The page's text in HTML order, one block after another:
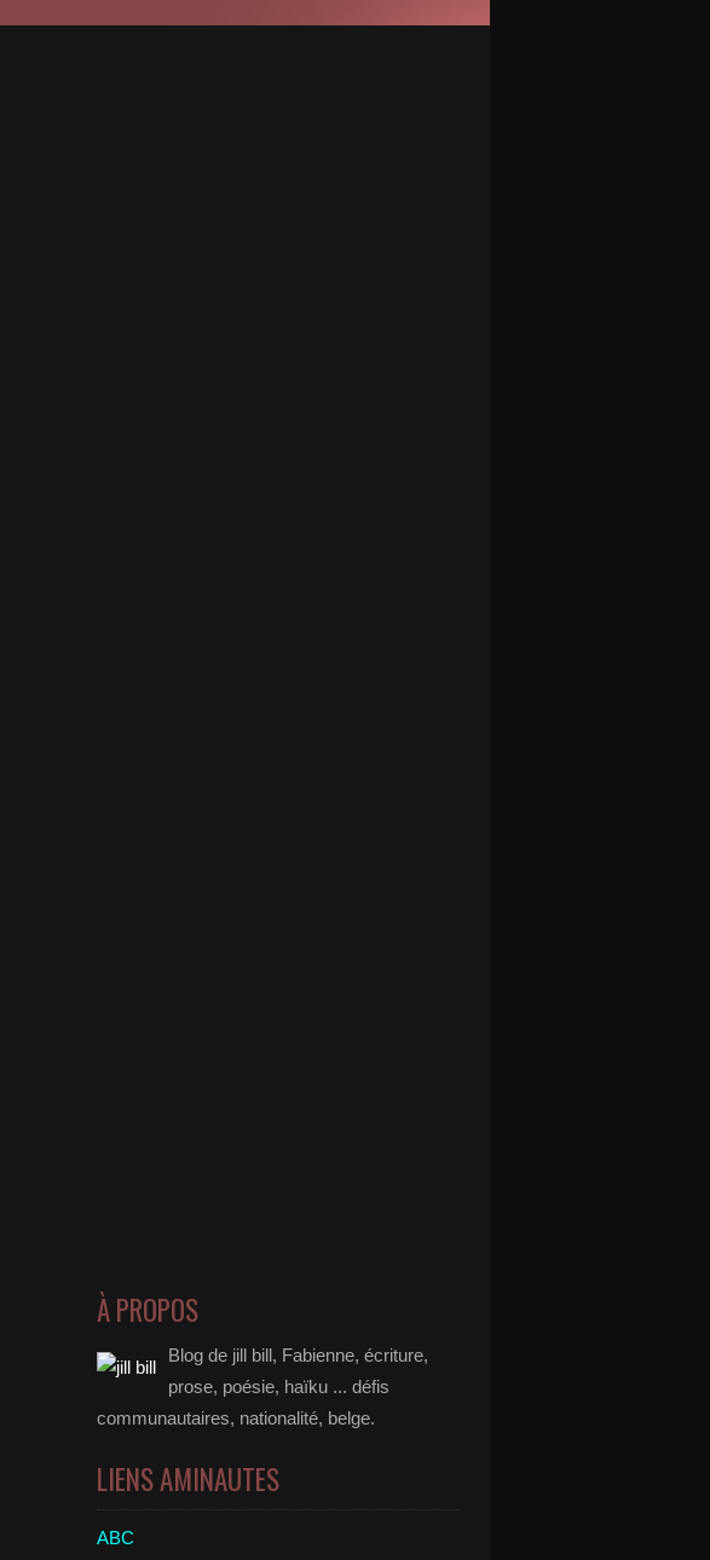
À PROPOS
Blog de jill bill, Fabienne, écriture,
prose, poésie, haïku ... défis
communautaires, nationalité, belge.
LIENS AMINAUTES
ABC